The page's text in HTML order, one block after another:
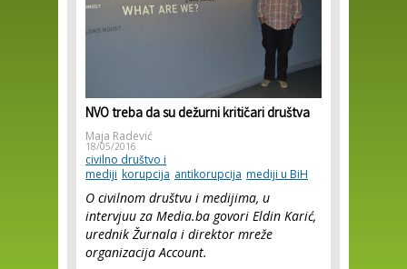
NVO treba da su dežurni kritičari društva
Maja Radević
18/05/2016
civilno društvo i
mediji korupcija antikorupcija mediji u BiH
O civilnom društvu i medijima, u
intervjuu za Media.ba govori Eldin Karić,
urednik Žurnala i direktor mreže
organizacija Account.